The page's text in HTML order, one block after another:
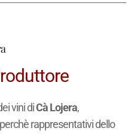
vini diCà Lojera,
rappresentativi dello